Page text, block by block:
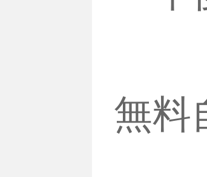
無